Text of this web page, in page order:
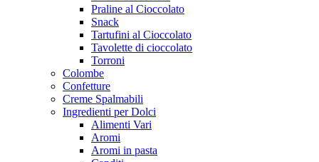
Praline al Cioccolato
Snack
Tartufini al Cioccolato
Tavolette di cioccolato
Torroni
Colombe
Confetture
Creme Spalmabili
Ingredienti per Dolci
Alimenti Vari
Aromi
Aromi in pasta